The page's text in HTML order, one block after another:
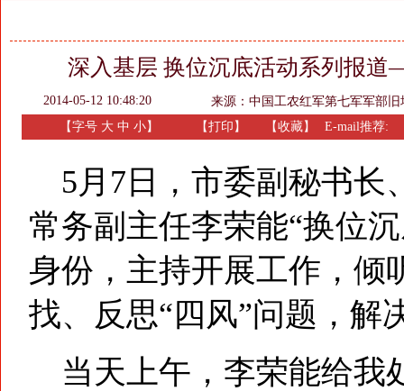
深入基层 换位沉底活动系列报
2014-05-12 10:48:20 来源： 中国工农红军第七军军部旧
【字号 大 中 小】 【打印 】 【收藏】 E-mail推荐:
5月7日，市委副秘书长
常务副主任李荣能“换位
身份，主持开展工作，倾
找、反思“四风”问题，解
当天上午，李荣能给我